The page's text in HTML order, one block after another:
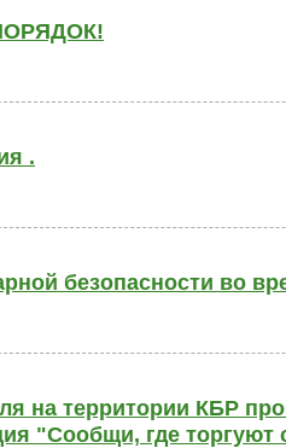
.
безопасности во
на территории КБР
"Сообщи, где торгуют